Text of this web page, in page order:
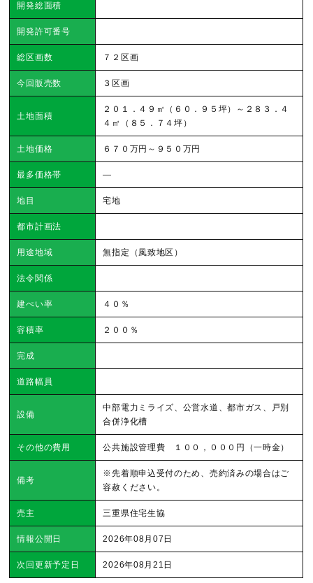
開発総面積
開発許可番号
総区画数 ７２区画
今回販売数 ３区画
土地面積
２０１．４９㎡（６０．９５坪）～２８３．４
４㎡（８５．７４坪）
土地価格 ６７０万円～９５０万円
最多価格帯 ―
地目 宅地
都市計画法
用途地域 無指定（風致地区）
法令関係
建ぺい率 ４０％
容積率 ２００％
完成
道路幅員
設備
中部電力ミライズ、公営水道、都市ガス、戸別
合併浄化槽
その他の費用 公共施設管理費 １００，０００円（一時金）
備考
※先着順申込受付のため、売約済みの場合はご
容赦ください。
売主 三重県住宅生協
情報公開日 2026年08月07日
次回更新予定日 2026年08月21日